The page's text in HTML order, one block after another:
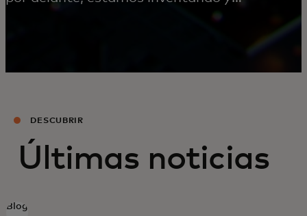
colaborando en este momento para hacer
DESCUBRIR
Últimas noticias
Blog